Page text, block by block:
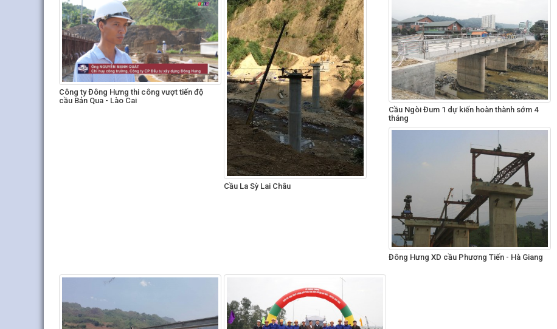
Công ty Đông Hưng thi công vượt tiến độ
cầu Bản Qua - Lào Cai
Cầu La Sỳ Lai Châu
Cầu Ngòi Đum 1 dự kiến hoàn thành sớm 4
tháng
Đông Hưng XD cầu Phương Tiến - Hà Giang